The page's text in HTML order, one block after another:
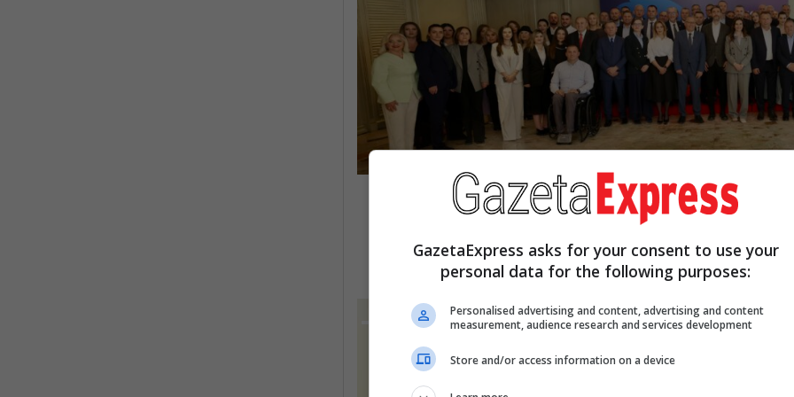
GazetaExpress asks for your consent to use your
personal data for the following purposes:
Personalised advertising and content, advertising and content
measurement, audience research and services development
Store and/or access information on a device